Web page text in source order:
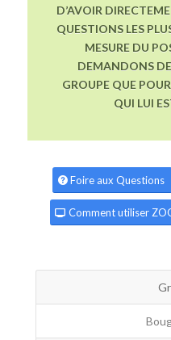
D’AVOIR
QUESTIONS LES
MESURE DU
DEMANDONS
GROUPE QUE
QUI LUI
Foire aux Questions
Comment utiliser